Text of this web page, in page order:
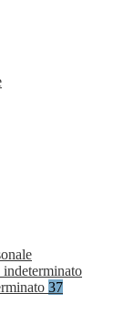
indeterminato
37